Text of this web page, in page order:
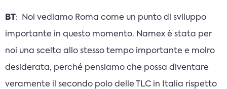
BT: Noi vediamo Roma come un punto di sviluppo
importante in questo momento. Namex è stata per
noi una scelta allo stesso tempo importante e molro
desiderata, perché pensiamo che possa diventare
veramente il secondo polo delle TLC in Italia rispetto